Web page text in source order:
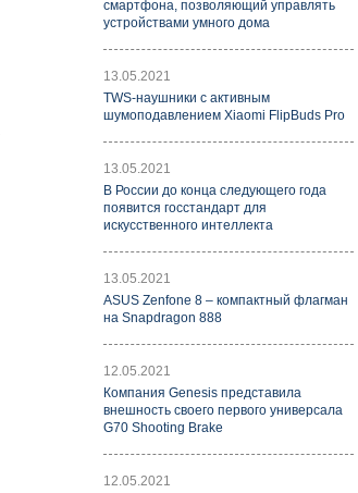
смартфона, позволяющий управлять
устройствами умного дома
13.05.2021
TWS-наушники с активным
шумоподавлением Xiaomi FlipBuds Pro
13.05.2021
В России до конца следующего года
появится госстандарт для
искусственного интеллекта
13.05.2021
ASUS Zenfone 8 – компактный флагман
на Snapdragon 888
12.05.2021
Компания Genesis представила
внешность своего первого универсала
G70 Shooting Brake
12.05.2021